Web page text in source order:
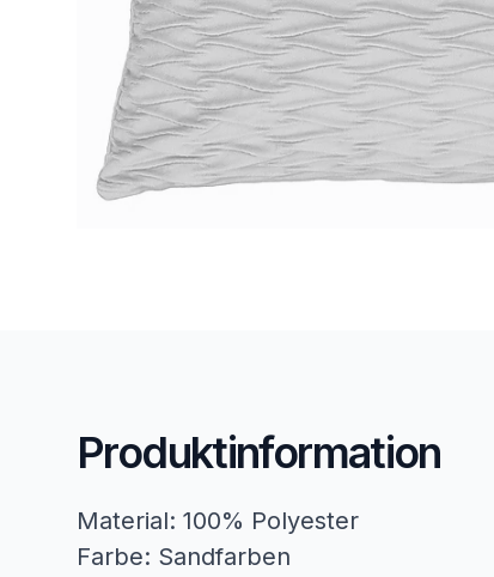
Produktinformation
Material: 100% Polyester
Farbe: Sandfarben